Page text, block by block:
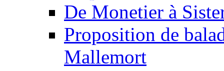
De Monetier à
Proposition de
Mallemort